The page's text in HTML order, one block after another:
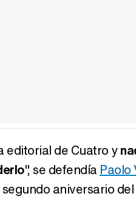
editorial de Cuatro y
", se defendía Paolo
aniversario